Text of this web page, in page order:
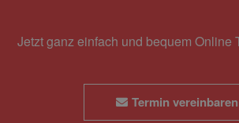
Jetzt ganz einfach und bequem Online
Termin vereinbaren